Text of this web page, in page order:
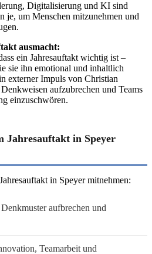
Digitalisierung und KI sind
je, um Menschen mitzunehmen und
ausmacht:
ein Jahresauftakt wichtig ist –
sie ihn emotional und inhaltlich
externer Impuls von Christian
aufzubrechen und Teams
einzuschwören.
Jahresauftakt in Speyer
in Speyer mitnehmen:
aufbrechen und
Teamarbeit und